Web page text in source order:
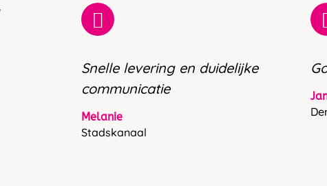
Snelle levering en duidelijke
communicatie
Melanie
Stadskanaal